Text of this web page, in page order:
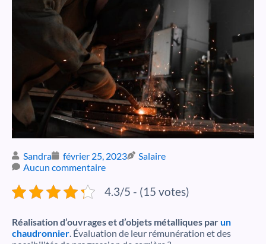
Sandra février 25, 2023
Salaire
Aucun commentaire
4.3/5 - (15 votes)
Réalisation d’ouvrages et d’objets métalliques parun
chaudronnier. Évaluation de leur rémunération et des